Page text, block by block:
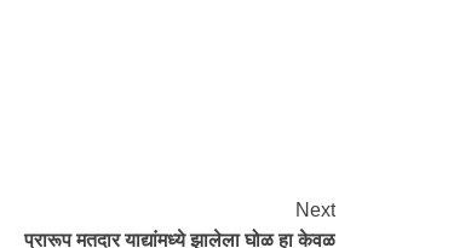
Next
प्रारूप मतदार याद्यांमध्ये झालेला घोळ हा केवळ